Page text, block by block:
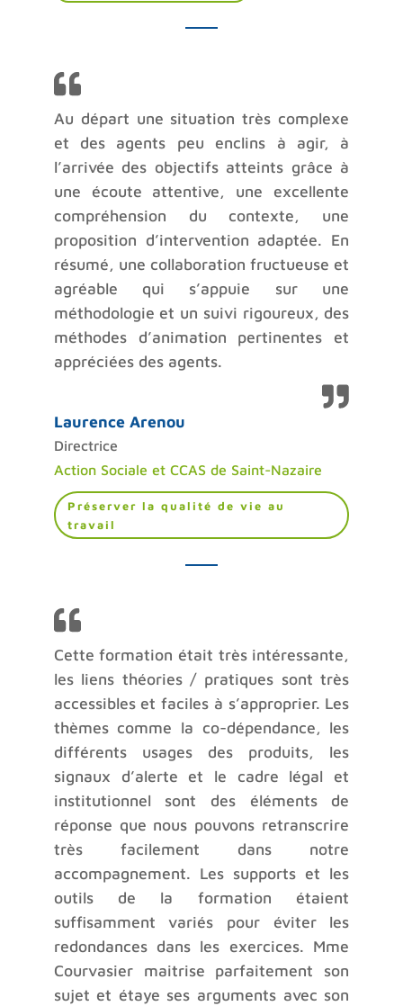
Au départ une situation très complexe
et des agents peu enclins à agir, à
l’arrivée des objectifs atteints grâce à
une écoute attentive, une excellente
compréhension du contexte, une
proposition d’intervention adaptée. En
résumé, une collaboration fructueuse et
agréable qui s’appuie sur une
méthodologie et un suivi rigoureux, des
méthodes d’animation pertinentes et
appréciées des agents.
Laurence Arenou
Directrice
Action Sociale et CCAS de Saint-Nazaire
Préserver la qualité de vie au
travail
Cette formation était très intéressante,
les liens théories / pratiques sont très
accessibles et faciles à s’approprier. Les
thèmes comme la co-dépendance, les
différents usages des produits, les
signaux d’alerte et le cadre légal et
institutionnel sont des éléments de
réponse que nous pouvons retranscrire
très facilement dans notre
accompagnement. Les supports et les
outils de la formation étaient
suffisamment variés pour éviter les
redondances dans les exercices. Mme
Courvasier maitrise parfaitement son
sujet et étaye ses arguments avec son